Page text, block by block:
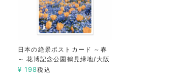
日本の絶景ポストカード ～春
～ 花博記念公園鶴見緑地/大阪
¥ 198税込